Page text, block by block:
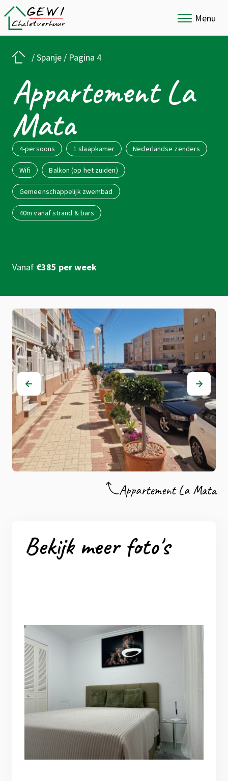
Menu
/Spanje / Pagina 4
Appartement La
Mata
4-persoons 1 slaapkamer Nederlandse zenders
Wifi Balkon (op het zuiden)
Gemeenschappelijk zwembad
40m vanaf strand & bars
Vanaf €385 per week
Appartement La Mata
Bekijk meer foto's